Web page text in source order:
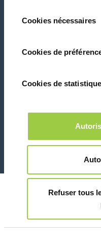
refuser ou de
panique,
tout moment
les cookies.​ ​ ​
duCookies nécessaires
Cookies de
Cookies de
Marketing
Refuser tous
26 Rue des
© Copyright